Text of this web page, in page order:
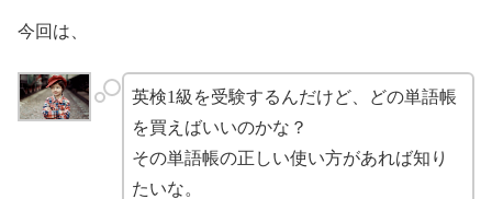
今回は、
英検1級を受験するんだけど、どの単語帳
を買えばいいのかな？
その単語帳の正しい使い方があれば知り
たいな。